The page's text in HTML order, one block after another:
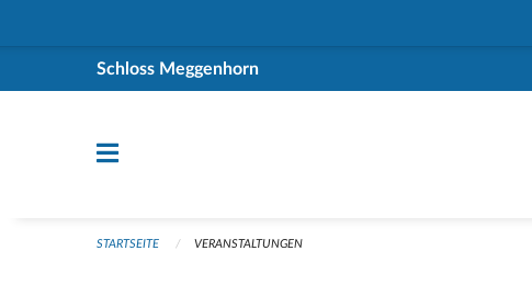
Schloss Meggenhorn
STARTSEITE VERANSTALTUNGEN